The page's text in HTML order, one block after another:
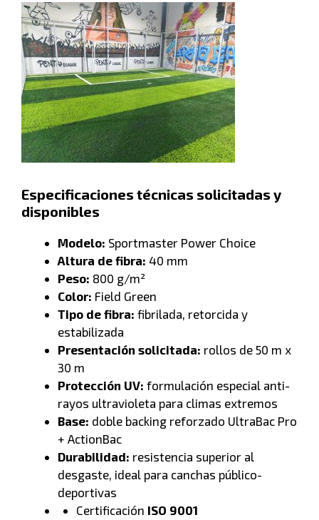
Especificaciones técnicas solicitadas y
disponibles
Modelo: Sportmaster Power Choice
Altura de fibra: 40 mm
Peso: 800 g/m²
Color: Field Green
Tipo de fibra: fibrilada, retorcida y
estabilizada
Presentación solicitada: rollos de 50 m x
30 m
Protección UV: formulación especial anti-
rayos ultravioleta para climas extremos
Base: doble backing reforzado UltraBac Pro
+ ActionBac
Durabilidad: resistencia superior al
desgaste, ideal para canchas público-
deportivas
Certificación ISO 9001